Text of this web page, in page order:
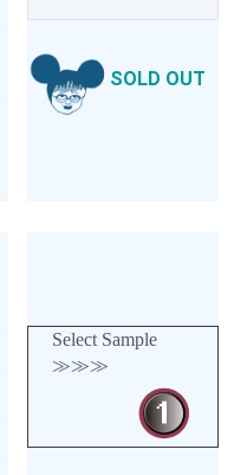
SOLD OUT
Select Sample
≫≫≫